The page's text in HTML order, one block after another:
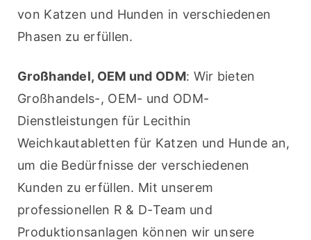
von Katzen und Hunden in verschiedenen
Phasen zu erfüllen.
Großhandel, OEM und ODM: Wir bieten
Großhandels-, OEM- und ODM-
Dienstleistungen für Lecithin
Weichkautabletten für Katzen und Hunde an,
um die Bedürfnisse der verschiedenen
Kunden zu erfüllen. Mit unserem
professionellen R & D-Team und
Produktionsanlagen können wir unsere